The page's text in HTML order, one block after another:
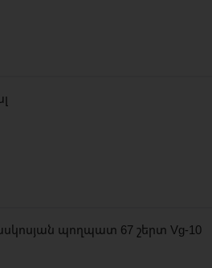
պողպատ 67 շերտ Vg-10